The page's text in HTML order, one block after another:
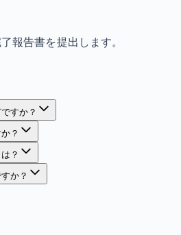
報告書を提出します。
すか？
？
？
か？